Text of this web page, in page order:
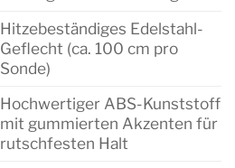
Hitzebeständiges Edelstahl-
Geflecht (ca. 100 cm pro
Sonde)
Hochwertiger ABS-Kunststoff
mit gummierten Akzenten für
rutschfesten Halt